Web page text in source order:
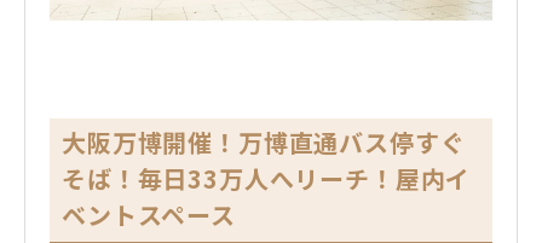
大阪万博開催！万博直通バス停すぐ
そば！毎日33万人へリーチ！屋内イ
ベントスペース